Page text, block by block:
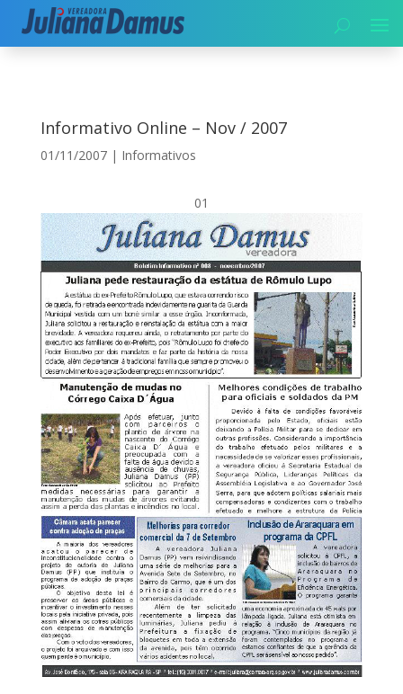
Início|Informativos|Informativo Online – Nov / 2007
Informativo Online – Nov / 2007
01/11/2007| Informativos
01